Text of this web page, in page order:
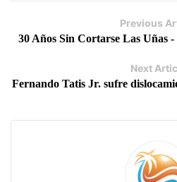
Previous
30 Años Sin Cortarse Las Uñas
Next
Fernando Tatis Jr. sufre